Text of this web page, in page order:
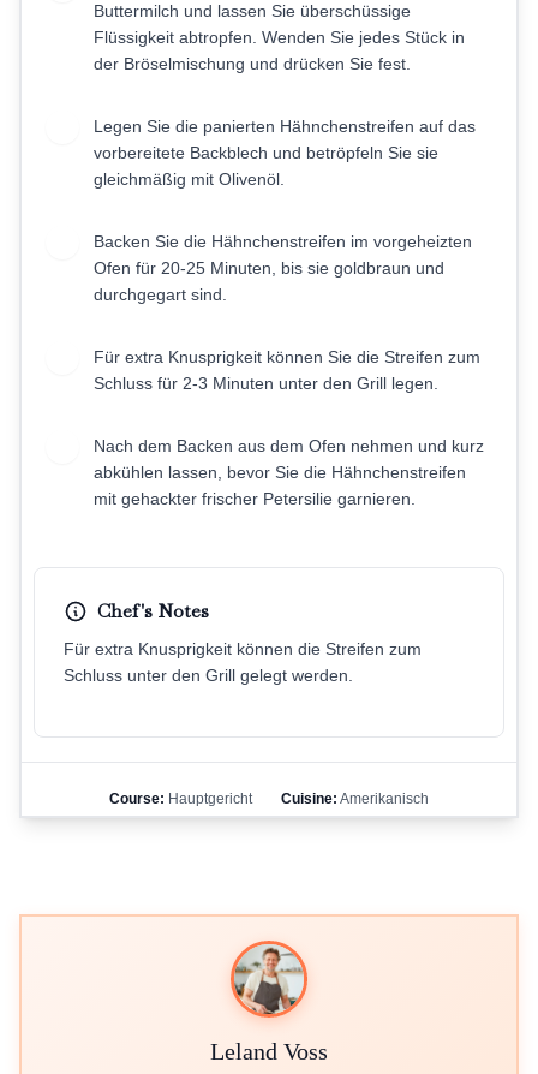
Buttermilch und lassen Sie überschüssige
Flüssigkeit abtropfen. Wenden Sie jedes Stück in
der Bröselmischung und drücken Sie fest.
Legen Sie die panierten Hähnchenstreifen auf das
vorbereitete Backblech und betröpfeln Sie sie
gleichmäßig mit Olivenöl.
Backen Sie die Hähnchenstreifen im vorgeheizten
Ofen für 20-25 Minuten, bis sie goldbraun und
durchgegart sind.
Für extra Knusprigkeit können Sie die Streifen zum
Schluss für 2-3 Minuten unter den Grill legen.
Nach dem Backen aus dem Ofen nehmen und kurz
abkühlen lassen, bevor Sie die Hähnchenstreifen
mit gehackter frischer Petersilie garnieren.
Chef's Notes
Für extra Knusprigkeit können die Streifen zum
Schluss unter den Grill gelegt werden.
Course: Hauptgericht Cuisine: Amerikanisch
Leland Voss